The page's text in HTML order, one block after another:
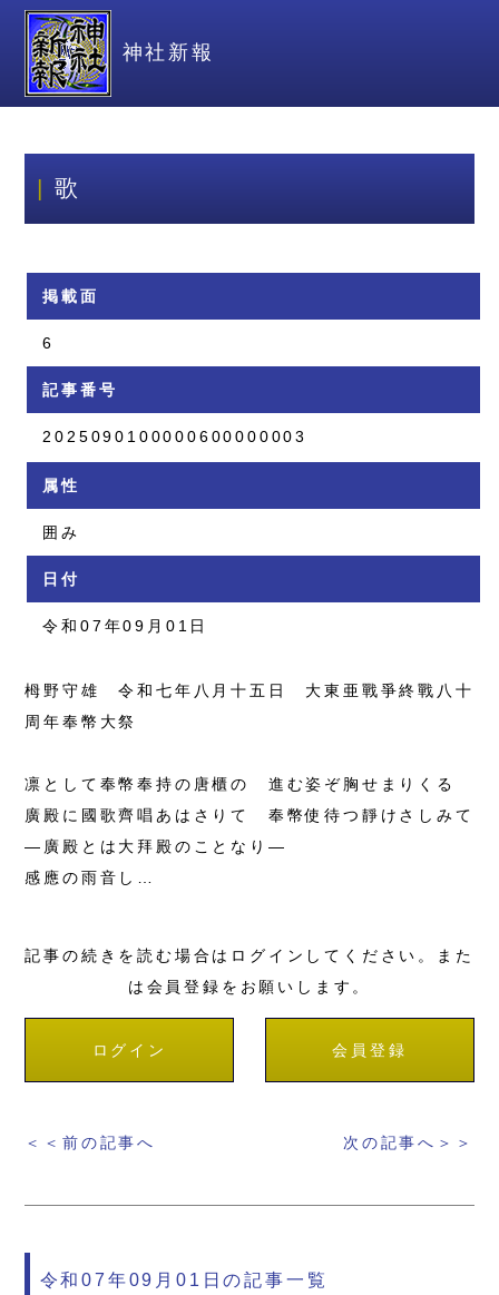
神社新報
歌
掲載面
6
記事番号
2025090100000600000003
属性
囲み
日付
令和07年09月01日
栂野守雄 令和七年八月十五日 大東亜戰爭終戰八十
周年奉幣大祭
凛として奉幣奉持の唐櫃の 進む姿ぞ胸せまりくる
廣殿に國歌齊唱あはさりて 奉幣使待つ靜けさしみて
―廣殿とは大拜殿のことなり―
感應の雨音し…
記事の続きを読む場合はログインしてください。また
は会員登録をお願いします。
ログイン 会員登録
＜＜前の記事へ 次の記事へ＞＞
令和07年09月01日の記事一覧